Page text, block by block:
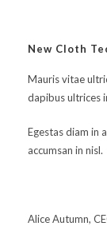
New Cloth
Mauris vitae
dapibus ultrices
Egestas diam in
accumsan in nisl.
Alice Autumn,